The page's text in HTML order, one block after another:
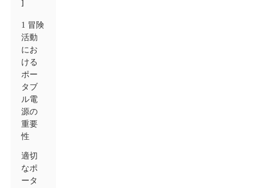
]
1 冒険
活動
にお
ける
ポー
タブ
ル電
源の
重要
性
適切
なポ
ータ